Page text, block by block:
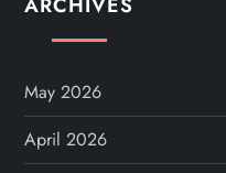
ARCHIVES
May 2026
April 2026